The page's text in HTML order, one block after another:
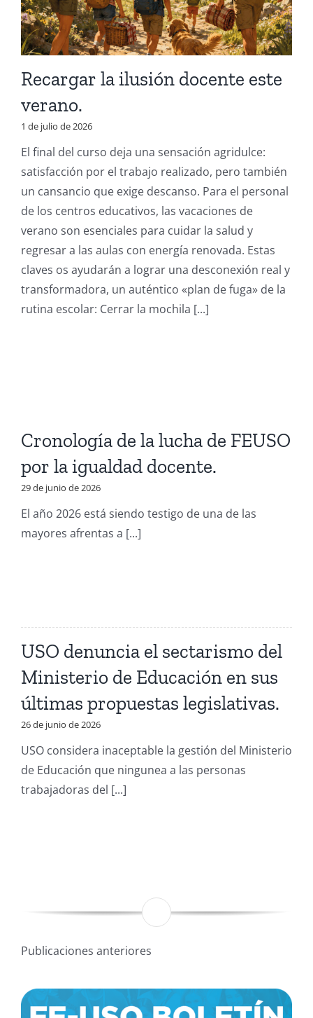
Cronología de la lucha de FEUSO
por la igualdad docente.
29 de junio de 2026
El año 2026 está siendo testigo de una de las
mayores afrentas a [...]
USO denuncia el sectarismo del
Ministerio de Educación en sus
últimas propuestas legislativas.
26 de junio de 2026
USO considera inaceptable la gestión del Ministerio
de Educación que ningunea a las personas
trabajadoras del [...]
Recargar la ilusión docente este
verano.
1 de julio de 2026
El final del curso deja una sensación agridulce:
satisfacción por el trabajo realizado, pero también
un cansancio que exige descanso. Para el personal
de los centros educativos, las vacaciones de
verano son esenciales para cuidar la salud y
regresar a las aulas con energía renovada. Estas
claves os ayudarán a lograr una desconexión real y
transformadora, un auténtico «plan de fuga» de la
rutina escolar: Cerrar la mochila [...]
Publicaciones anteriores